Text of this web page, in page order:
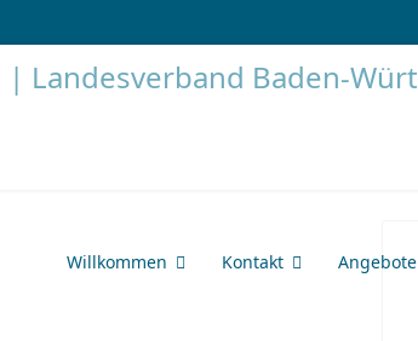
Willkommen Kontakt Angebote